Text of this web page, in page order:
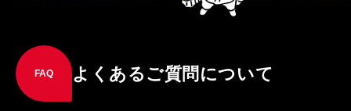
FAQ よくあるご質問について